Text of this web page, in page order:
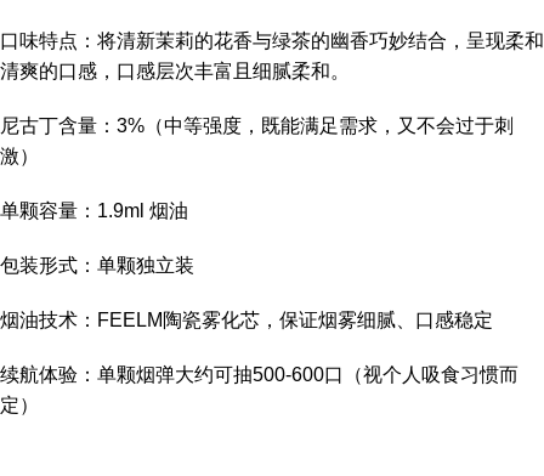
口味特点：将清新茉莉的花香与绿茶的幽香巧妙结合，呈现柔和
清爽的口感，口感层次丰富且细腻柔和。
尼古丁含量：3%（中等强度，既能满足需求，又不会过于刺
激）
单颗容量：1.9ml 烟油
包装形式：单颗独立装
烟油技术：FEELM陶瓷雾化芯，保证烟雾细腻、口感稳定
续航体验：单颗烟弹大约可抽500-600口（视个人吸食习惯而
定）